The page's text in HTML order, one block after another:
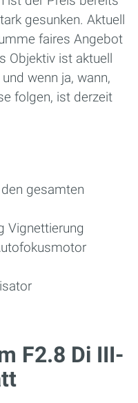
gesunken. Aktuell
faires Angebot
Objektiv ist aktuell
wenn ja, wann,
folgen, ist derzeit
gesamten
Vignettierung
F2.8 Di III-